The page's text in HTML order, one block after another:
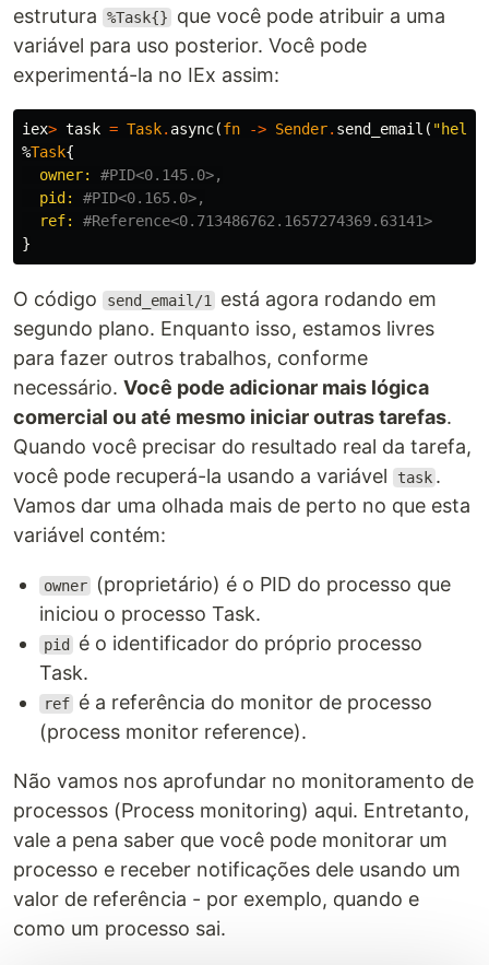
estrutura
%Task{}
que você pode atribuir a uma
variável para uso posterior. Você pode
experimentá-la no IEx assim:
iex> task = Task. async(fn -> Sender. send_email (
%Task{
owner:
#PID<0.145.0>,
pid:
#PID<0.165.0>,
ref:
#Reference<0.713486762.1657274369.63141>
}
O código send_email/1
está agora rodando em
segundo plano. Enquanto isso, estamos livres
para fazer outros trabalhos, conforme
necessário. Você pode adicionar mais lógica
comercial ou até mesmo iniciar outras tarefas.
Quando você precisar do resultado real da tarefa,
você pode recuperá-la usando a variável
task .
Vamos dar uma olhada mais de perto no que esta
variável contém:
owner
(proprietário) é o PID do processo que
iniciou o processo Task.
pid
é o identificador do próprio processo
Task.
ref é a referência do monitor de processo
(process monitor reference).
Não vamos nos aprofundar no monitoramento de
processos (Process monitoring) aqui. Entretanto,
vale a pena saber que você pode monitorar um
processo e receber notificações dele usando um
valor de referência - por exemplo, quando e
como um processo sai.